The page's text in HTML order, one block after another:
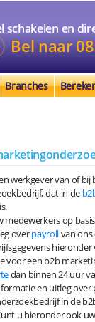
schakelen en
Bel naar
Branches
werkgever van of
dat in de
medewerkers op
overpayrollvan ons
voor een b2b
dan binnen 24 uur
en uitleg
in de
u hieronder ook